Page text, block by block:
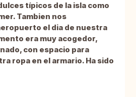
típicos de la isla como
Tambien nos
el dia de nuestra
era muy acogedor,
con espacio para
ropa en el armario. Ha sido